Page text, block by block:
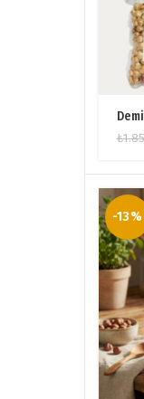
₺
-13%